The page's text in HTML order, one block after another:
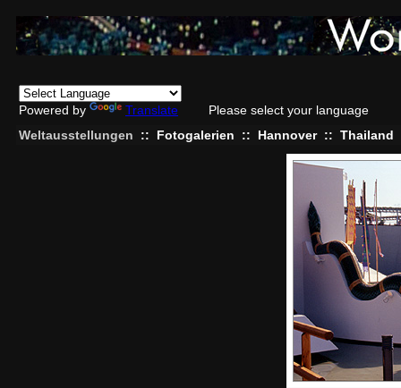
Powered by Translate
Please select your language
Weltausstellungen
:: Fotogalerien :: Hannover :: Thailand